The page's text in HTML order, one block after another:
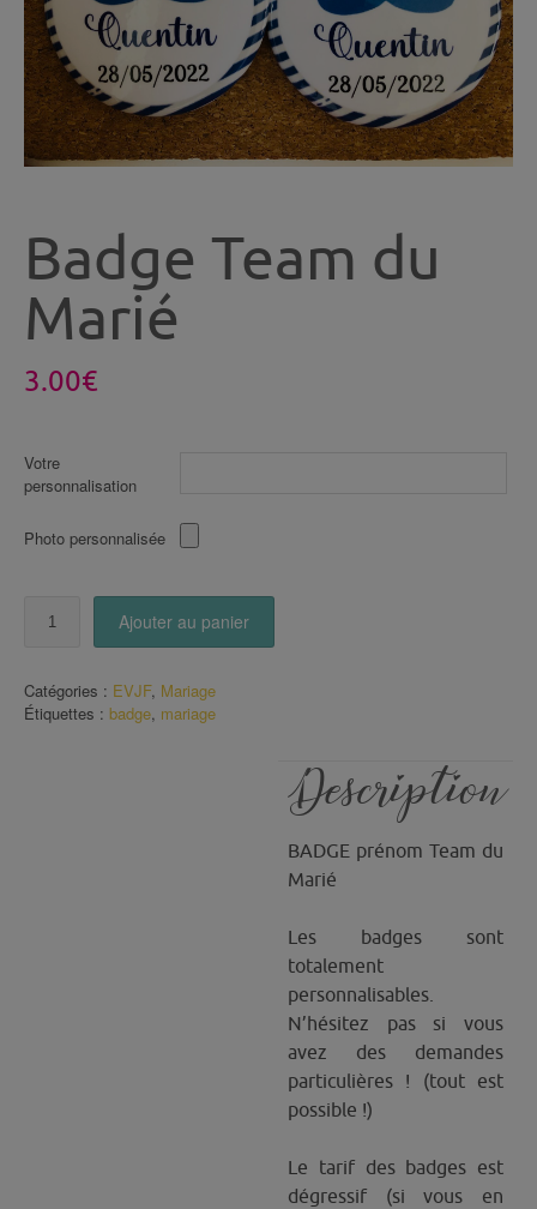
Badge Team du
Marié
3.00€
Votre
personnalisation
Photo personnalisée
du
Marié
Ajouter au panier
Catégories : EVJF, Mariage
Étiquettes : badge, mariage
Description
BADGE prénom Team du
Marié
Les badges sont
totalement
personnalisables.
N’hésitez pas si vous
avez des demandes
particulières ! (tout est
possible !)
Le tarif des badges est
dégressif (si vous en